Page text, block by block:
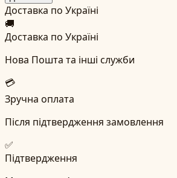
Доставка по Україні
🚚
Доставка по Україні
Нова Пошта та інші служби
💳
Зручна оплата
Після підтвердження замовлення
✅
Підтвердження